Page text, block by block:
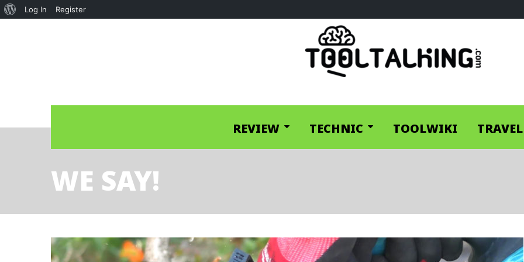
REVIEW TECHNIC TOOLWIKI TRAVEL
WE SAY!
About
Log In Register